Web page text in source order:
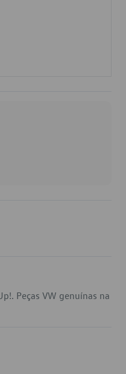
Peças VW genuínas na